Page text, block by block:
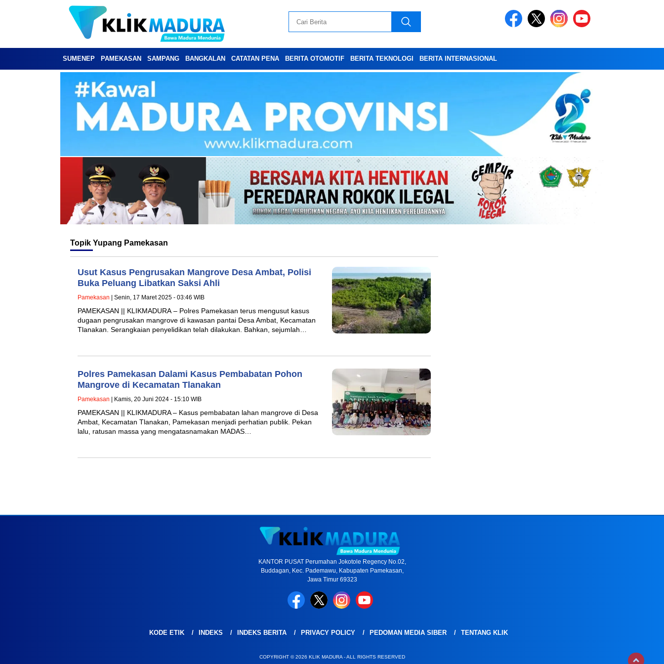
SUMENEP PAMEKASAN SAMPANG BANGKALAN CATATAN PENA BERITA OTOMOTIF BERITA TEKNOLOGI BERITA INTERNASIONAL
Topik Yupang Pamekasan
Usut Kasus Pengrusakan Mangrove Desa Ambat, Polisi
Buka Peluang Libatkan Saksi Ahli
Pamekasan | Senin, 17 Maret 2025 - 03:46 WIB
PAMEKASAN || KLIKMADURA – Polres Pamekasan terus mengusut kasus
dugaan pengrusakan mangrove di kawasan pantai Desa Ambat, Kecamatan
Tlanakan. Serangkaian penyelidikan telah dilakukan. Bahkan, sejumlah…
Polres Pamekasan Dalami Kasus Pembabatan Pohon
Mangrove di Kecamatan Tlanakan
Pamekasan | Kamis, 20 Juni 2024 - 15:10 WIB
PAMEKASAN || KLIKMADURA – Kasus pembabatan lahan mangrove di Desa
Ambat, Kecamatan Tlanakan, Pamekasan menjadi perhatian publik. Pekan
lalu, ratusan massa yang mengatasnamakan MADAS…
KANTOR PUSAT Perumahan Jokotole Regency No.02,
Buddagan, Kec. Pademawu, Kabupaten Pamekasan,
Jawa Timur 69323
KODE ETIK INDEKS INDEKS BERITA PRIVACY POLICY PEDOMAN MEDIA SIBER TENTANG KLIK
COPYRIGHT © 2026 KLIK MADURA - ALL RIGHTS RESERVED